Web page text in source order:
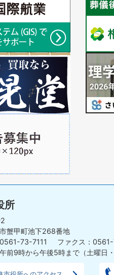
イ
枚
の
ラ
イ
ド
1
枚
目
の
ス
所
蟹甲町池下268番地
73-7111
ファクス：
前9時から午後5時まで （土曜日